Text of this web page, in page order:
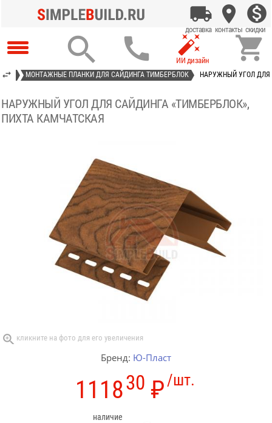
   
МОНТАЖНЫЕ ПЛАНКИ ДЛЯ САЙДИНГА ТИМБЕРБЛОК НАРУЖНЫЙ УГОЛ ДЛЯ
НАРУЖНЫЙ УГОЛ ДЛЯ САЙДИНГА «ТИМБЕРБЛОК»,
ПИХТА КАМЧАТСКАЯ
Бренд: Ю-Пласт
/шт.
111830 ₽
наличие